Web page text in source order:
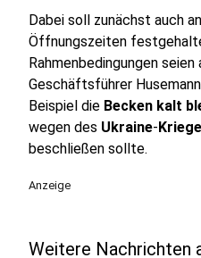
Dabei soll zunächst auch
Öffnungszeiten
Rahmenbedingungen
Geschäftsführer
Beispiel die Becken kalt
wegen des Ukraine-
beschließen sollte.
Anzeige
Weitere Nachrichten